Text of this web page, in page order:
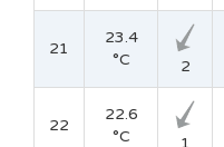
21
23.4
°C
2
22
22.6
°C
1